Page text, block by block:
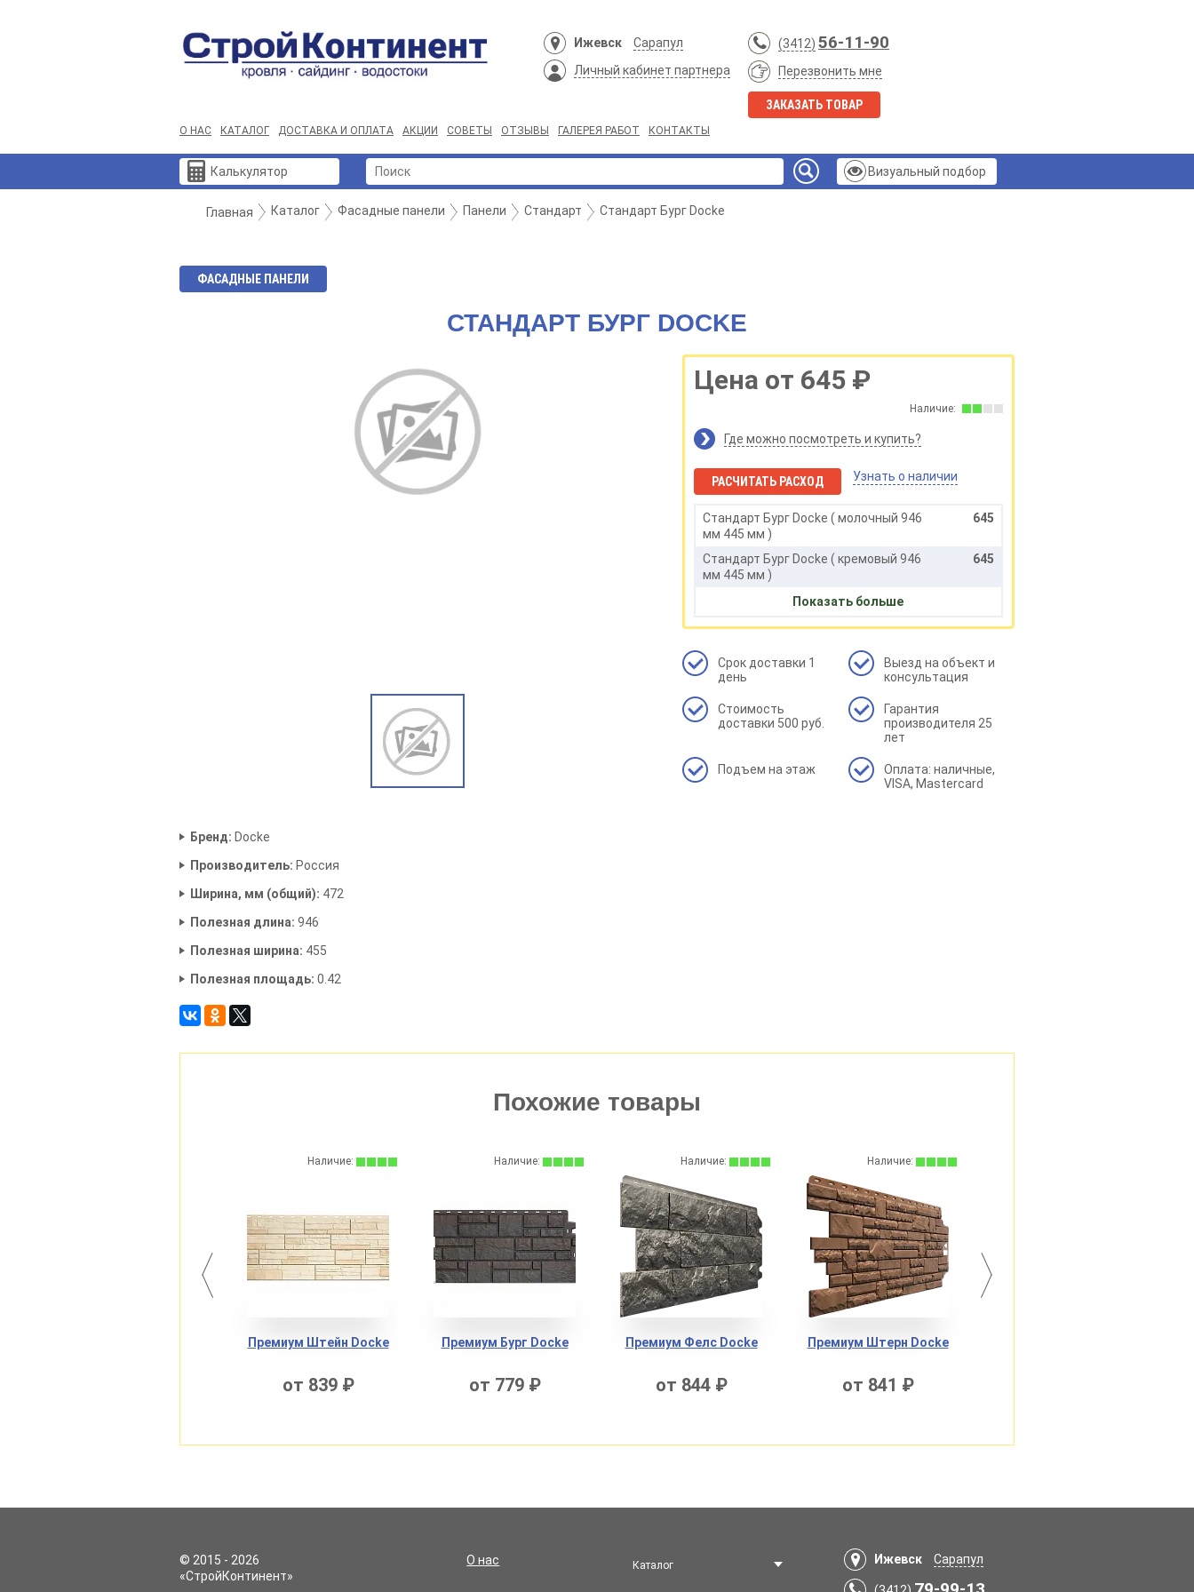
Ижевск
Сарапул
Личный кабинет партнера
О НАС КАТАЛОГ ДОСТАВКА И ОПЛАТА АКЦИИ СОВЕТЫ ОТЗЫВЫ ГАЛЕРЕЯ РАБОТ КОНТАКТЫ
(3412) 56-11-90
Перезвонить мне
ЗАКАЗАТЬ ТОВАР
Калькулятор Визуальный подбор
Главная Каталог Фасадные панели Панели Стандарт Стандарт Бург Docke
ФАСАДНЫЕ ПАНЕЛИ
СТАНДАРТ БУРГ DOCKE
Бренд: Docke
Производитель: Россия
Ширина, мм (общий): 472
Полезная длина: 946
Полезная ширина: 455
Полезная площадь: 0.42
Цена от 645 ₽
Наличие:
Где можно посмотреть и купить?
РАСЧИТАТЬ РАСХОД Узнать о наличии
Стандарт Бург Docke ( молочный 946
мм 445 мм )
645
Стандарт Бург Docke ( кремовый 946
мм 445 мм )
645
Стандарт Бург Docke ( ваниль 946 мм
Показать больше
Срок доставки 1
день
Выезд на объект и
консультация
Стоимость
доставки 500 руб.
Гарантия
производителя 25
лет
Подъем на этаж
Оплата: наличные,
VISA, Mastercard
Похожие товары
Наличие:
Премиум Штейн Docke
от 839 ₽
Наличие:
Премиум Буpг Docke
от 779 ₽
Наличие:
Премиум Фелс Docke
от 844 ₽
Наличие:
Премиум Штерн Docke
от 841 ₽
© 2015 - 2026
«СтройКонтинент»
О нас Каталог Ижевск Сарапул